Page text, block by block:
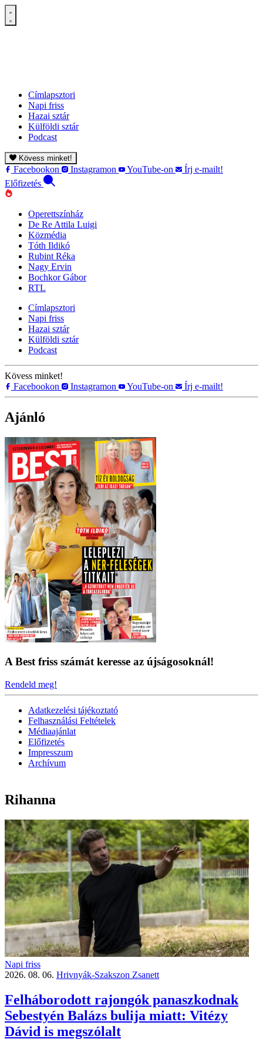
Címlapsztori
Napi friss
Hazai sztár
Külföldi sztár
Podcast
Kövess minket!
Facebookon Instagramon YouTube-on
Írj e-mailt!
Előfizetés
Operettszínház
De Re Attila Luigi
Közmédia
Tóth Ildikó
Rubint Réka
Nagy Ervin
Bochkor Gábor
RTL
Címlapsztori
Napi friss
Hazai sztár
Külföldi sztár
Podcast
Kövess minket!
Facebookon
Instagramon YouTube-on Írj e-mailt!
Ajánló
A Best friss számát keresse az újságosoknál!
Rendeld meg!
Adatkezelési tájékoztató
Felhasználási Feltételek
Médiaajánlat
Előfizetés
Impresszum
Archívum
Rihanna
Napi friss
2026. 08. 06. Hrivnyák-Szakszon Zsanett
Felháborodott rajongók panaszkodnak
Sebestyén Balázs bulija miatt: Vitézy
Dávid is megszólalt